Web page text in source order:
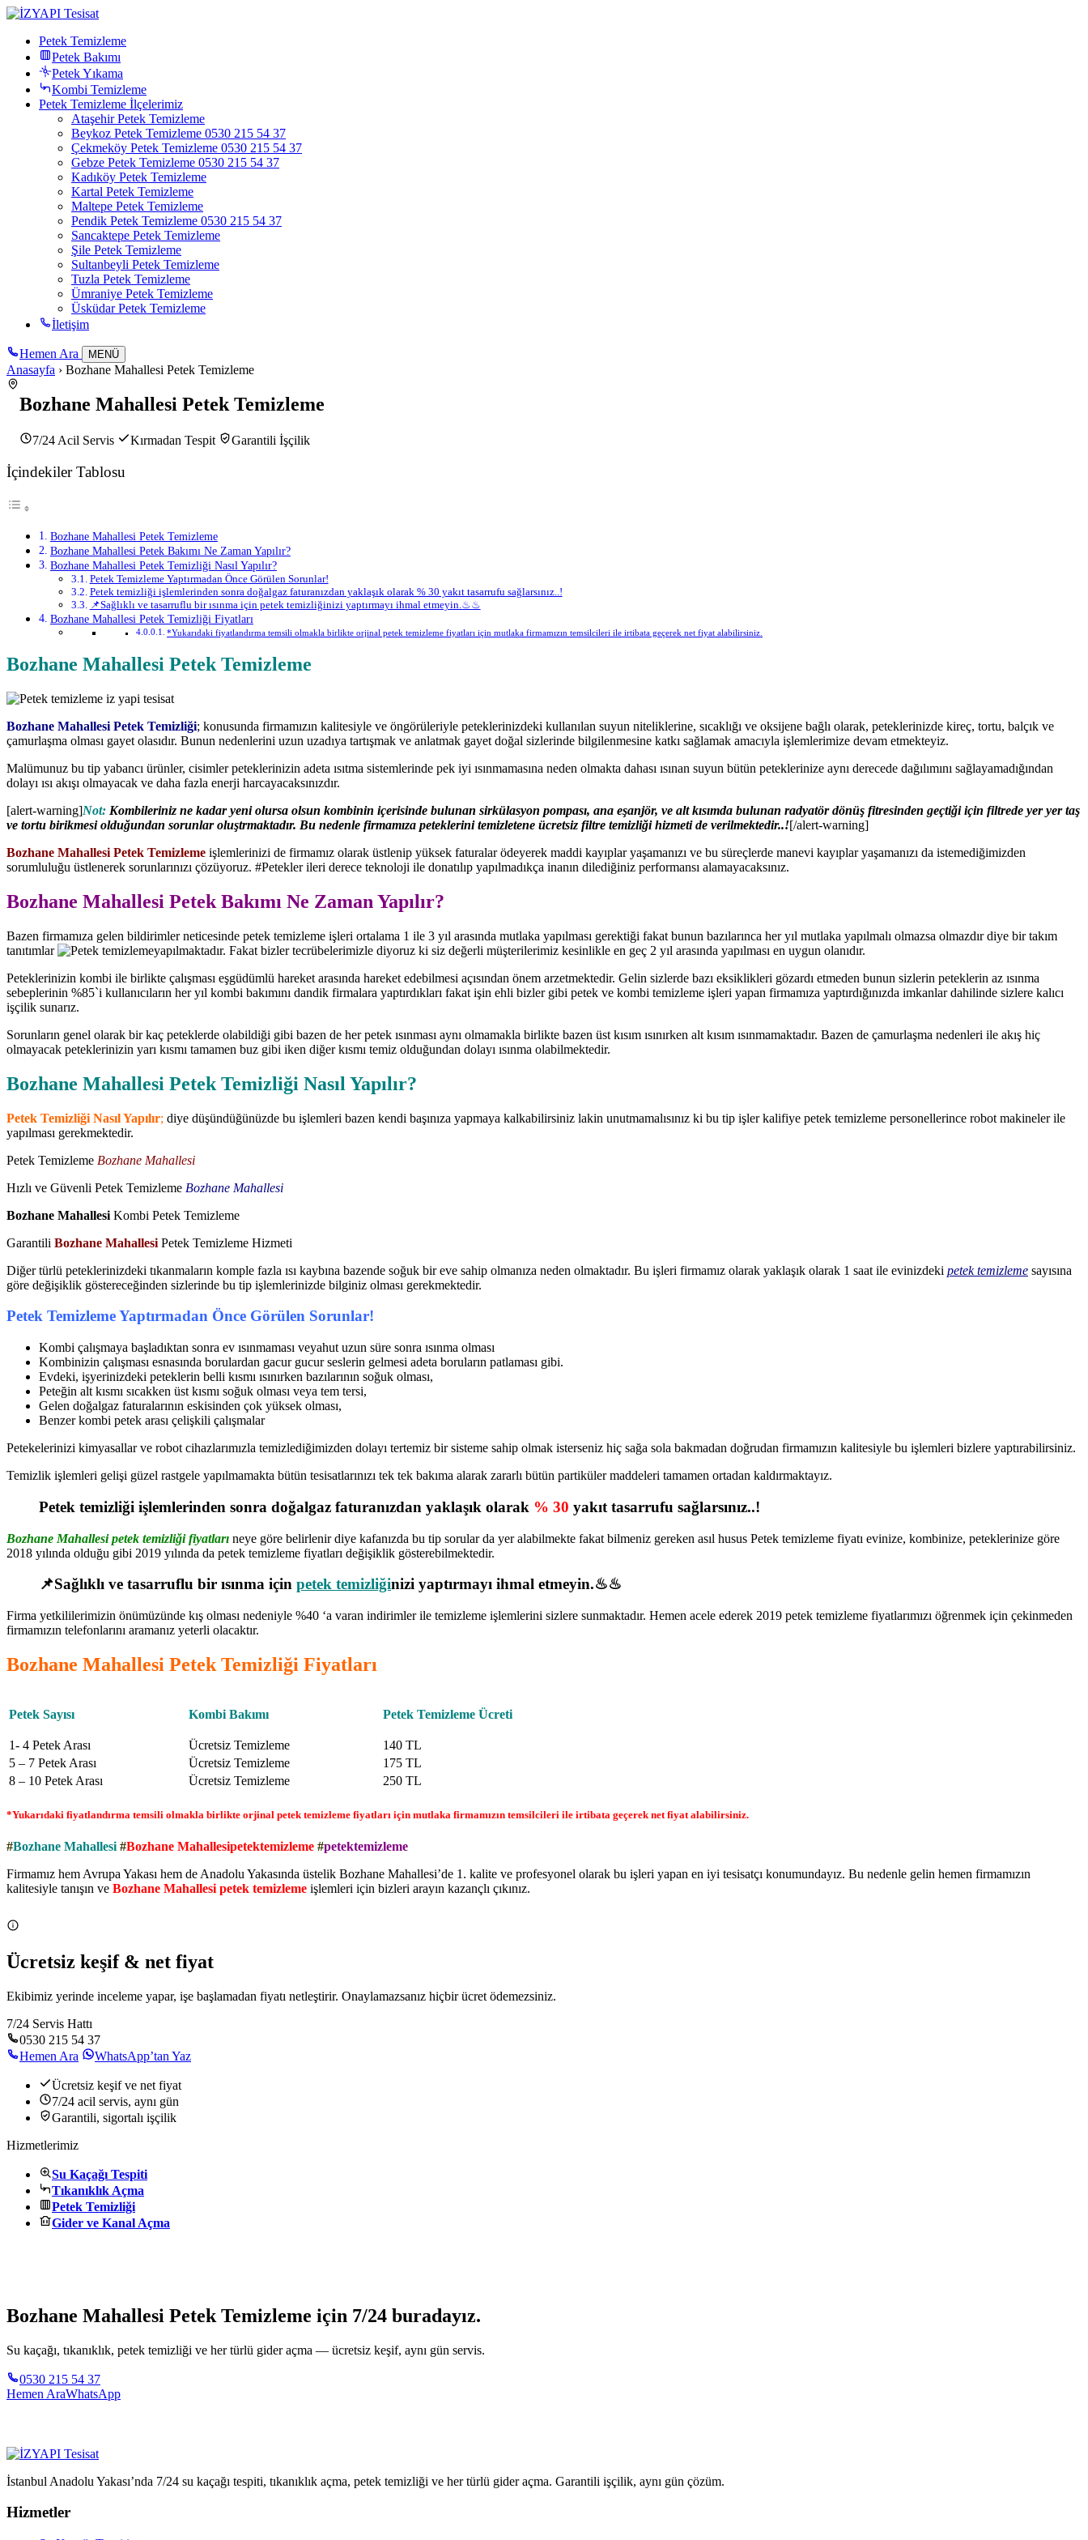
Petek Temizleme
Petek Bakımı
Petek Yıkama
Kombi Temizleme
Petek Temizleme İlçelerimiz
Ataşehir Petek Temizleme
Beykoz Petek Temizleme 0530 215 54 37
Çekmeköy Petek Temizleme 0530 215 54 37
Gebze Petek Temizleme 0530 215 54 37
Kadıköy Petek Temizleme
Kartal Petek Temizleme
Maltepe Petek Temizleme
Pendik Petek Temizleme 0530 215 54 37
Sancaktepe Petek Temizleme
Şile Petek Temizleme
Sultanbeyli Petek Temizleme
Tuzla Petek Temizleme
Ümraniye Petek Temizleme
Üsküdar Petek Temizleme
İletişim
Hemen Ara MENÜ
Anasayfa › Bozhane Mahallesi Petek Temizleme
Bozhane Mahallesi Petek Temizleme
7/24 Acil Servis Kırmadan Tespit Garantili İşçilik
İçindekiler Tablosu
Bozhane Mahallesi Petek Temizleme
Bozhane Mahallesi Petek Bakımı Ne Zaman Yapılır?
Bozhane Mahallesi Petek Temizliği Nasıl Yapılır?
Petek Temizleme Yaptırmadan Önce Görülen Sorunlar!
Petek temizliği işlemlerinden sonra doğalgaz faturanızdan yaklaşık olarak % 30 yakıt tasarrufu sağlarsınız..!
📌Sağlıklı ve tasarruflu bir ısınma için petek temizliğinizi yaptırmayı ihmal etmeyin.♨♨
Bozhane Mahallesi Petek Temizliği Fiyatları
*Yukarıdaki fiyatlandırma temsili olmakla birlikte orjinal petek temizleme fiyatları için mutlaka firmamızın temsilcileri ile irtibata geçerek net fiyat alabilirsiniz.
Bozhane Mahallesi Petek Temizleme
Bozhane Mahallesi Petek Temizliği; konusunda firmamızın kalitesiyle ve öngörüleriyle peteklerinizdeki kullanılan suyun niteliklerine, sıcaklığı ve oksijene bağlı olarak, peteklerinizde kireç, tortu, balçık ve
çamurlaşma olması gayet olasıdır. Bunun nedenlerini uzun uzadıya tartışmak ve anlatmak gayet doğal sizlerinde bilgilenmesine katkı sağlamak amacıyla işlemlerimize devam etmekteyiz.
Malümunuz bu tip yabancı ürünler, cisimler peteklerinizin adeta ısıtma sistemlerinde pek iyi ısınmamasına neden olmakta dahası ısınan suyun bütün peteklerinize aynı derecede dağılımını sağlayamadığından
dolayı ısı akışı olmayacak ve daha fazla enerji harcayacaksınızdır.
[alert-warning]Not: Kombileriniz ne kadar yeni olursa olsun kombinin içerisinde bulunan sirkülasyon pompası, ana eşanjör, ve alt kısımda bulunan radyatör dönüş fitresinden geçtiği için filtrede yer yer taş
ve tortu birikmesi olduğundan sorunlar oluştrmaktadır. Bu nedenle firmamıza peteklerini temizletene ücretsiz filtre temizliği hizmeti de verilmektedir..![/alert-warning]
Bozhane Mahallesi Petek Temizleme işlemlerinizi de firmamız olarak üstlenip yüksek faturalar ödeyerek maddi kayıplar yaşamanızı ve bu süreçlerde manevi kayıplar yaşamanızı da istemediğimizden
sorumluluğu üstlenerek sorunlarınızı çözüyoruz. #Petekler ileri derece teknoloji ile donatılıp yapılmadıkça inanın dilediğiniz performansı alamayacaksınız.
Bozhane Mahallesi Petek Bakımı Ne Zaman Yapılır?
Bazen firmamıza gelen bildirimler neticesinde petek temizleme işleri ortalama 1 ile 3 yıl arasında mutlaka yapılması gerektiği fakat bunun bazılarınca her yıl mutlaka yapılmalı olmazsa olmazdır diye bir takım
tanıtımlar
yapılmaktadır. Fakat bizler tecrübelerimizle diyoruz ki siz değerli müşterilerimiz kesinlikle en geç 2 yıl arasında yapılması en uygun olanıdır.
Peteklerinizin kombi ile birlikte çalışması eşgüdümlü hareket arasında hareket edebilmesi açısından önem arzetmektedir. Gelin sizlerde bazı eksiklikleri gözardı etmeden bunun sizlerin peteklerin az ısınma
sebeplerinin %85`i kullanıcıların her yıl kombi bakımını dandik firmalara yaptırdıkları fakat işin ehli bizler gibi petek ve kombi temizleme işleri yapan firmamıza yaptırdığınızda imkanlar dahilinde sizlere kalıcı
işçilik sunarız.
Sorunların genel olarak bir kaç peteklerde olabildiği gibi bazen de her petek ısınması aynı olmamakla birlikte bazen üst kısım ısınırken alt kısım ısınmamaktadır. Bazen de çamurlaşma nedenleri ile akış hiç
olmayacak peteklerinizin yarı kısmı tamamen buz gibi iken diğer kısmı temiz olduğundan dolayı ısınma olabilmektedir.
Bozhane Mahallesi Petek Temizliği Nasıl Yapılır?
Petek Temizliği Nasıl Yapılır; diye düşündüğünüzde bu işlemleri bazen kendi başınıza yapmaya kalkabilirsiniz lakin unutmamalısınız ki bu tip işler kalifiye petek temizleme personellerince robot makineler ile
yapılması gerekmektedir.
Petek Temizleme Bozhane Mahallesi
Hızlı ve Güvenli Petek Temizleme Bozhane Mahallesi
Bozhane Mahallesi Kombi Petek Temizleme
Garantili Bozhane Mahallesi Petek Temizleme Hizmeti
Diğer türlü peteklerinizdeki tıkanmaların komple fazla ısı kaybına bazende soğuk bir eve sahip olmanıza neden olmaktadır. Bu işleri firmamız olarak yaklaşık olarak 1 saat ile evinizdeki petek temizleme sayısına
göre değişiklik göstereceğinden sizlerinde bu tip işlemlerinizde bilginiz olması gerekmektedir.
Petek Temizleme Yaptırmadan Önce Görülen Sorunlar!
Kombi çalışmaya başladıktan sonra ev ısınmaması veyahut uzun süre sonra ısınma olması
Kombinizin çalışması esnasında borulardan gacur gucur seslerin gelmesi adeta boruların patlaması gibi.
Evdeki, işyerinizdeki peteklerin belli kısmı ısınırken bazılarının soğuk olması,
Peteğin alt kısmı sıcakken üst kısmı soğuk olması veya tem tersi,
Gelen doğalgaz faturalarının eskisinden çok yüksek olması,
Benzer kombi petek arası çelişkili çalışmalar
Petekelerinizi kimyasallar ve robot cihazlarımızla temizlediğimizden dolayı tertemiz bir sisteme sahip olmak isterseniz hiç sağa sola bakmadan doğrudan firmamızın kalitesiyle bu işlemleri bizlere yaptırabilirsiniz.
Temizlik işlemleri gelişi güzel rastgele yapılmamakta bütün tesisatlarınızı tek tek bakıma alarak zararlı bütün partiküler maddeleri tamamen ortadan kaldırmaktayız.
Petek temizliği işlemlerinden sonra doğalgaz faturanızdan yaklaşık olarak % 30 yakıt tasarrufu sağlarsınız..!
Bozhane Mahallesi petek temizliği fiyatları neye göre belirlenir diye kafanızda bu tip sorular da yer alabilmekte fakat bilmeniz gereken asıl husus Petek temizleme fiyatı evinize, kombinize, peteklerinize göre
2018 yılında olduğu gibi 2019 yılında da petek temizleme fiyatları değişiklik gösterebilmektedir.
📌Sağlıklı ve tasarruflu bir ısınma için petek temizliğinizi yaptırmayı ihmal etmeyin.♨♨
Firma yetkililerimizin önümüzünde kış olması nedeniyle %40 ‘a varan indirimler ile temizleme işlemlerini sizlere sunmaktadır. Hemen acele ederek 2019 petek temizleme fiyatlarımızı öğrenmek için çekinmeden
firmamızın telefonlarını aramanız yeterli olacaktır.
Bozhane Mahallesi Petek Temizliği Fiyatları
Petek Sayısı Kombi Bakımı Petek Temizleme Ücreti
1- 4 Petek Arası Ücretsiz Temizleme
140 TL
5 – 7 Petek Arası
Ücretsiz Temizleme
175 TL
8 – 10 Petek Arası
Ücretsiz Temizleme 250 TL
*Yukarıdaki fiyatlandırma temsili olmakla birlikte orjinal petek temizleme fiyatları için mutlaka firmamızın temsilcileri ile irtibata geçerek net fiyat alabilirsiniz.
#Bozhane Mahallesi #Bozhane Mahallesipetektemizleme #petektemizleme
Firmamız hem Avrupa Yakası hem de Anadolu Yakasında üstelik Bozhane Mahallesi’de 1. kalite ve profesyonel olarak bu işleri yapan en iyi tesisatçı konumundayız. Bu nedenle gelin hemen firmamızın
kalitesiyle tanışın ve Bozhane Mahallesi petek temizleme işlemleri için bizleri arayın kazançlı çıkınız.
Ücretsiz keşif & net fiyat
Ekibimiz yerinde inceleme yapar, işe başlamadan fiyatı netleştirir. Onaylamazsanız hiçbir ücret ödemezsiniz.
7/24 Servis Hattı
0530 215 54 37
Hemen Ara
WhatsApp’tan Yaz
Ücretsiz keşif ve net fiyat
7/24 acil servis, aynı gün
Garantili, sigortalı işçilik
Hizmetlerimiz
Su Kaçağı Tespiti
Tıkanıklık Açma
Petek Temizliği
Gider ve Kanal Açma
Bozhane Mahallesi Petek Temizleme için 7/24 buradayız.
Su kaçağı, tıkanıklık, petek temizliği ve her türlü gider açma — ücretsiz keşif, aynı gün servis.
0530 215 54 37
Hemen AraWhatsApp
İstanbul Anadolu Yakası’nda 7/24 su kaçağı tespiti, tıkanıklık açma, petek temizliği ve her türlü gider açma. Garantili işçilik, aynı gün çözüm.
Hizmetler